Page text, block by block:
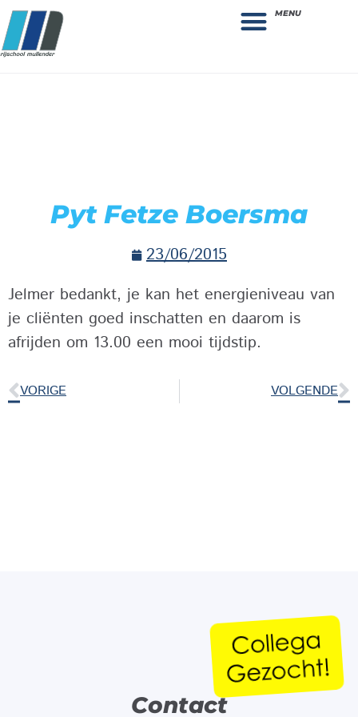
MENU
Pyt Fetze Boersma
23/06/2015
Jelmer bedankt, je kan het energieniveau van
je cliënten goed inschatten en daarom is
afrijden om 13.00 een mooi tijdstip.
VORIGE VOLGENDE
Contact